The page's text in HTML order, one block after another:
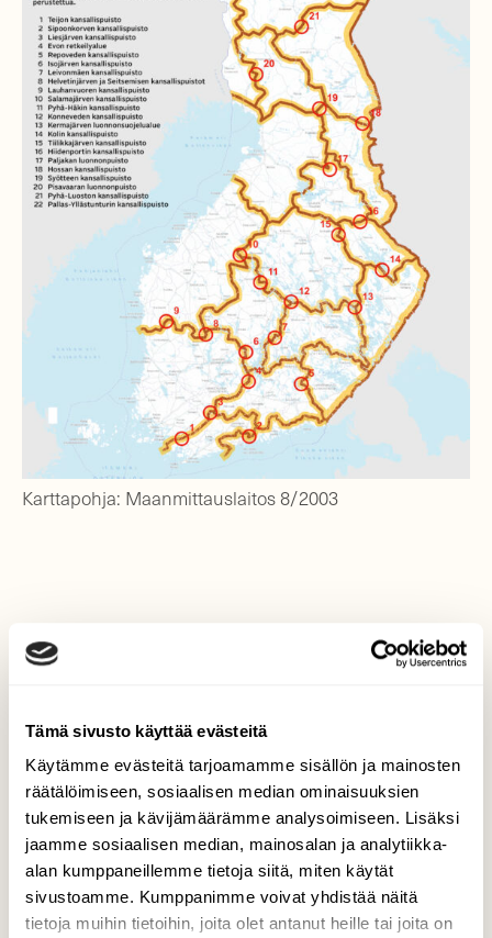
Tämä sivusto käyttää evästeitä
Käytämme evästeitä tarjoamamme sisällön ja mainosten
räätälöimiseen, sosiaalisen median ominaisuuksien
tukemiseen ja kävijämäärämme analysoimiseen. Lisäksi
jaamme sosiaalisen median, mainosalan ja analytiikka-
alan kumppaneillemme tietoja siitä, miten käytät
sivustoamme. Kumppanimme voivat yhdistää näitä
tietoja muihin tietoihin, joita olet antanut heille tai joita on
Karttapohja: Maanmittauslaitos 8/2003
Millaiset käytävät?
pirstomassa maisemassa mahdollisimman
Valitsimme varsinaisen käytävän leveydeksi
viisi kilometriä, joka riittää tuottamaan kaikkia
mahdollisia luonnonympäristöihin
erikoistuneiden eliöiden tarvitsemia
ekolokeroita. Näin verkostosta tulee myös
riittävän laaja ylläpitämään